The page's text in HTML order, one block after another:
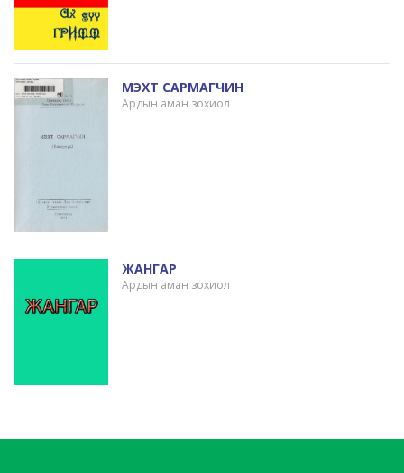
МЭХТ САРМАГЧИН
Ардын аман зохиол
ЖАНГАР
Ардын аман зохиол